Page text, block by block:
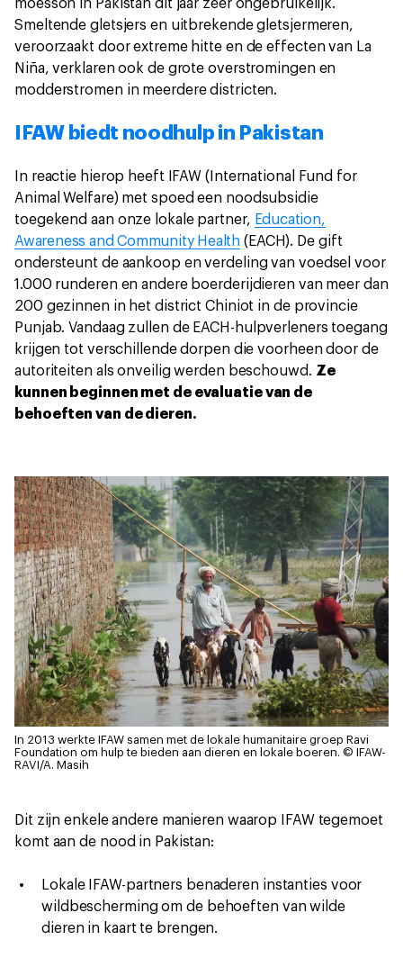
moesson in Pakistan dit jaar zeer ongebruikelijk.
Smeltende gletsjers en uitbrekende gletsjermeren,
veroorzaakt door extreme hitte en de effecten van La
Niña, verklaren ook de grote overstromingen en
modderstromen in meerdere districten.
IFAW biedt noodhulp in Pakistan
In reactie hierop heeft IFAW (International Fund for
Animal Welfare) met spoed een noodsubsidie
toegekend aan onze lokale partner, Education,
Awareness and Community Health (EACH). De gift
ondersteunt de aankoop en verdeling van voedsel voor
1.000 runderen en andere boerderijdieren van meer dan
200 gezinnen in het district Chiniot in de provincie
Punjab. Vandaag zullen de EACH-hulpverleners toegang
krijgen tot verschillende dorpen die voorheen door de
autoriteiten als onveilig werden beschouwd. Ze
kunnen beginnen met de evaluatie van de
behoeften van de dieren.
In 2013 werkte IFAW samen met de lokale humanitaire groep Ravi
Foundation om hulp te bieden aan dieren en lokale boeren. © IFAW-
RAVI/A. Masih
Dit zijn enkele andere manieren waarop IFAW tegemoet
komt aan de nood in Pakistan:
Lokale IFAW-partners benaderen instanties voor
wildbescherming om de behoeften van wilde
dieren in kaart te brengen.